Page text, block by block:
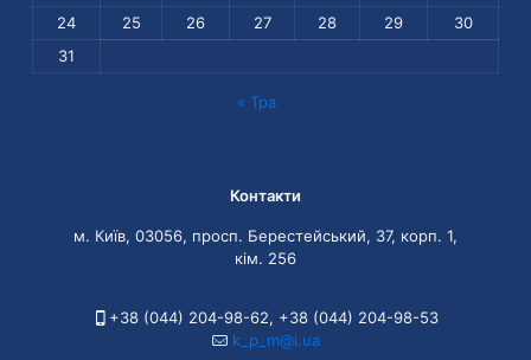
24
25 26 27 28 29
30
31
« Тра
Контакти
м. Київ, 03056, просп. Берестейський, 37, корп. 1,
кім. 256
+38 (044) 204-98-62, +38 (044) 204-98-53
k_p_m@i.ua